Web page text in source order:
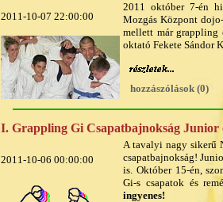
2011-10-07 22:00:00
2011 október 7-én
Mozgás Központ
mellett már grappling
oktató Fekete Sándor
hozzászólások (0)
I. Grappling Gi Csapatbajnokság Junior
2011-10-06 00:00:00
A tavalyi nagy sikerű
csapatbajnokság!
is. Október 15-én,
Gi-s csapatok és
ingyenes!